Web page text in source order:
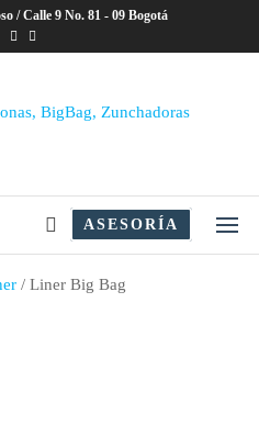
/ Calle 9 No. 81 - 09 Bogotá
ASESORÍA
/ Liner Big Bag